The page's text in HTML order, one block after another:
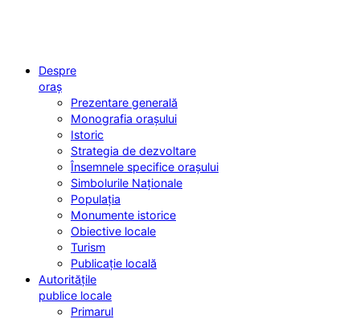
Despre
oraș
Prezentare generală
Monografia orașului
Istoric
Strategia de dezvoltare
Însemnele specifice orașului
Simbolurile Naționale
Populația
Monumente istorice
Obiective locale
Turism
Publicație locală
Autoritățile
publice locale
Primarul